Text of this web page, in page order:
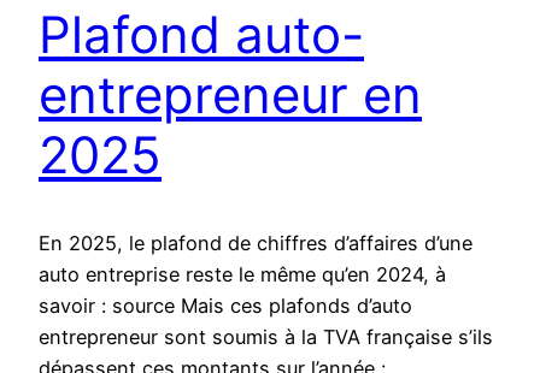
Plafond auto-
entrepreneur en
2025
En 2025, le plafond de chiffres d’affaires d’une
auto entreprise reste le même qu’en 2024, à
savoir : source Mais ces plafonds d’auto
entrepreneur sont soumis à la TVA française s’ils
dépassent ces montants sur l’année :